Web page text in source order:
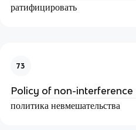
ратифицировать
73
Policy of non-interference
политика невмешательства